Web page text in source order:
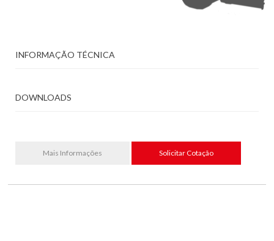
INFORMAÇÃO TÉCNICA
DOWNLOADS
Mais Informações Solicitar Cotação